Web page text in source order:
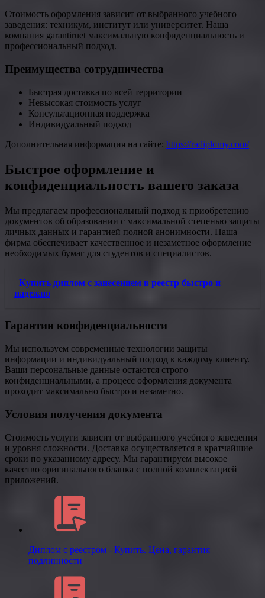
Стоимость оформления зависит от выбранного учебного
заведения: техникум, институт или университет. Наша
компания garantiruet максимальную конфиденциальность и
профессиональный подход.
Преимущества сотрудничества
Быстрая доставка по всей территории
Невысокая стоимость услуг
Консультационная поддержка
Индивидуальный подход
Дополнительная информация на сайте: https://radiplomy.com/
Быстрое оформление и
конфиденциальность вашего заказа
Мы предлагаем профессиональный подход к приобретению
документов об образовании с максимальной степенью защиты
личных данных и гарантией полной анонимности. Наша
фирма обеспечивает качественное и незаметное оформление
необходимых бумаг для студентов и специалистов.
Купить диплом с занесением в реестр быстро и
надежно
Гарантии конфиденциальности
Мы используем современные технологии защиты
информации и индивидуальный подход к каждому клиенту.
Ваши персональные данные остаются строго
конфиденциальными, а процесс оформления документа
проходит максимально быстро и незаметно.
Условия получения документа
Стоимость услуги зависит от выбранного учебного заведения
и уровня сложности. Доставка осуществляется в кратчайшие
сроки по указанному адресу. Мы гарантируем высокое
качество оригинального бланка с полной комплектацией
приложений.
Диплом с реестром - Купить. Цена, гарантия
подлинности